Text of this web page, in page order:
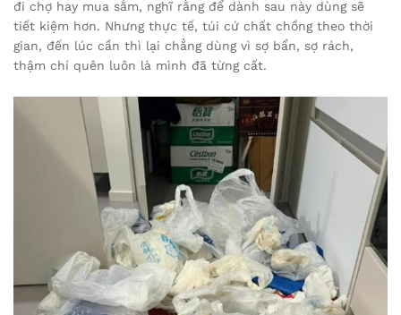
đi chợ hay mua sắm, nghĩ rằng để dành sau này dùng sẽ
tiết kiệm hơn. Nhưng thực tế, túi cứ chất chồng theo thời
gian, đến lúc cần thì lại chẳng dùng vì sợ bẩn, sợ rách,
thậm chí quên luôn là mình đã từng cất.